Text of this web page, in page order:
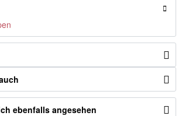
ebenfalls angesehen